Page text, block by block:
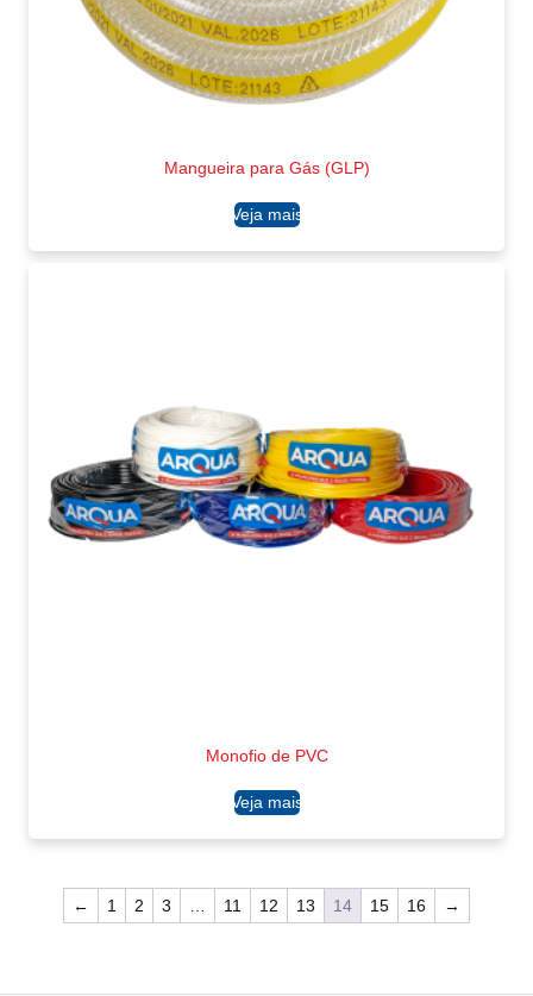
Mangueira para Gás (GLP)
Ler mais
Monofio de PVC
Ler mais
← 1 2 3 11 12 13 14 15 16 →